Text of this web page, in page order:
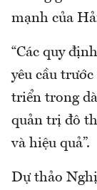
mạnh của
“Các quy
yêu cầu
triển trong
quản trị đô
và hiệu quả”.
Dự thảo